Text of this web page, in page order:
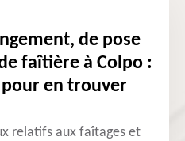
de pose
faîtière à Colpo :
en trouver
relatifs aux faîtages et